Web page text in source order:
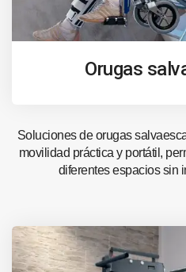
Orugas
Soluciones de orugas
movilidad práctica y portátil,
diferentes espacios sin